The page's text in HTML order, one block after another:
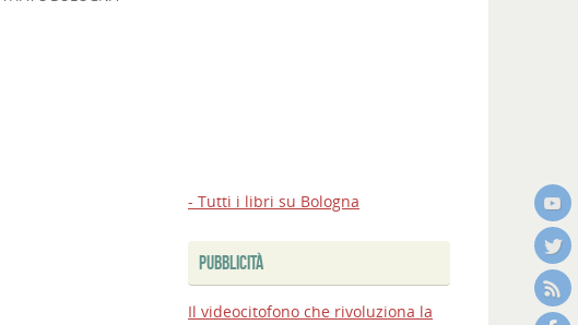
Passante,
- Tutti i libri su Bologna
PUBBLICITÀ
Il videocitofono che rivoluziona la